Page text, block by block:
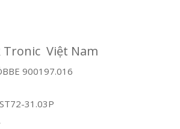
Tronic Việt Nam
900197.016
31.03P